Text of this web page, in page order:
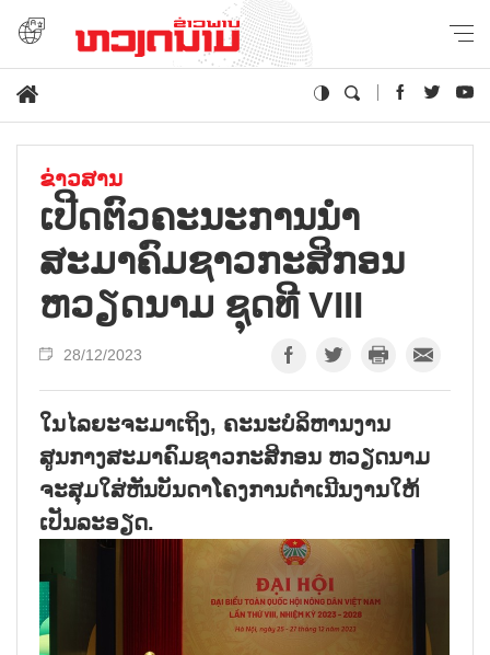
ຂ່າວສານ
ເປີດຕົວຄະນະການນຳ
ສະມາຄົມຊາວກະສິກອນ
ຫວຽດນາມ ຊຸດທີ VIII
28/12/2023
ໃນໄລຍະຈະມາເຖິງ, ຄະນະບໍລິຫານງານ
ສູນກາງສະມາຄົມຊາວກະສິກອນ ຫວຽດນາມ
ຈະສຸມໃສ່ຫັນບັນດາໂຄງການດຳເນີນງານໃຫ້
ເປັນລະອຽດ.